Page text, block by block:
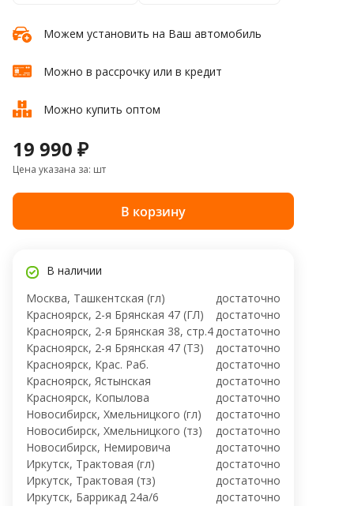
Можем установить на Ваш автомобиль
Можно в рассрочку или в кредит
Можно купить оптом
19 990 ₽
Цена указана за: шт
В корзину
В наличии
Москва, Ташкентская (гл)
достаточно
Красноярск, 2-я Брянская 47 (ГЛ)
достаточно
Красноярск, 2-я Брянская 38, стр.4достаточно
Красноярск, 2-я Брянская 47 (ТЗ)
достаточно
Красноярск, Крас. Раб.
достаточно
Красноярск, Ястынская
достаточно
Красноярск, Копылова
достаточно
Новосибирск, Хмельницкого (гл)
достаточно
Новосибирск, Хмельницкого (тз)
достаточно
Новосибирск, ​Немировича
достаточно
Иркутск, Трактовая (гл)
достаточно
Иркутск, Трактовая (тз)
достаточно
Иркутск, ​Баррикад 24а/6
достаточно